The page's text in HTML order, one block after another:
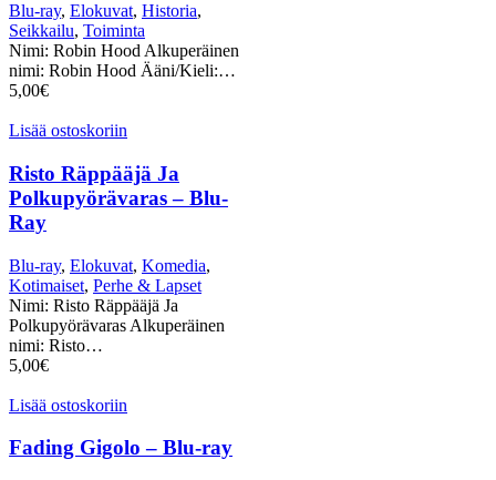
Blu-ray, Elokuvat, Historia,
Seikkailu, Toiminta
Nimi: Robin Hood Alkuperäinen
nimi: Robin Hood Ääni/Kieli:…
5,00€
Lisää ostoskoriin
Risto Räppääjä Ja
Polkupyörävaras – Blu-
Ray
Blu-ray, Elokuvat, Komedia,
Kotimaiset, Perhe & Lapset
Nimi: Risto Räppääjä Ja
Polkupyörävaras Alkuperäinen
nimi: Risto…
5,00€
Lisää ostoskoriin
Fading Gigolo – Blu-ray